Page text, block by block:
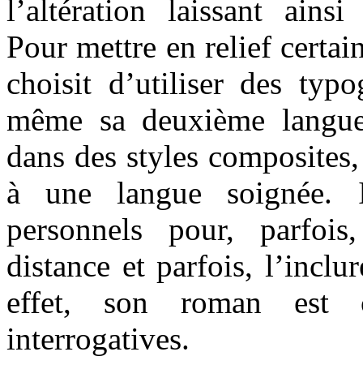
l’altération laissant
Pour mettre en relief
choisit d’utiliser des
même sa deuxième
dans des styles
à une langue
personnels pour,
distance et parfois,
effet, son roman est
interrogatives.